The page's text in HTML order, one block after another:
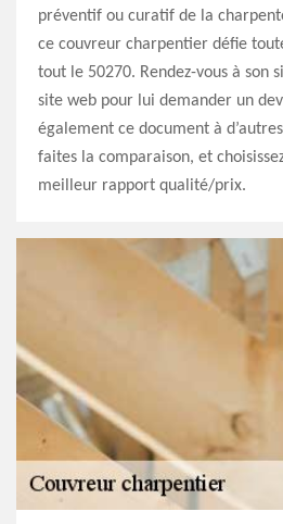
préventif ou curatif de la
ce couvreur charpentier défie
tout le 50270. Rendez-vous à son
site web pour lui demander un
également ce document à
faites la comparaison, et
meilleur rapport qualité/prix.